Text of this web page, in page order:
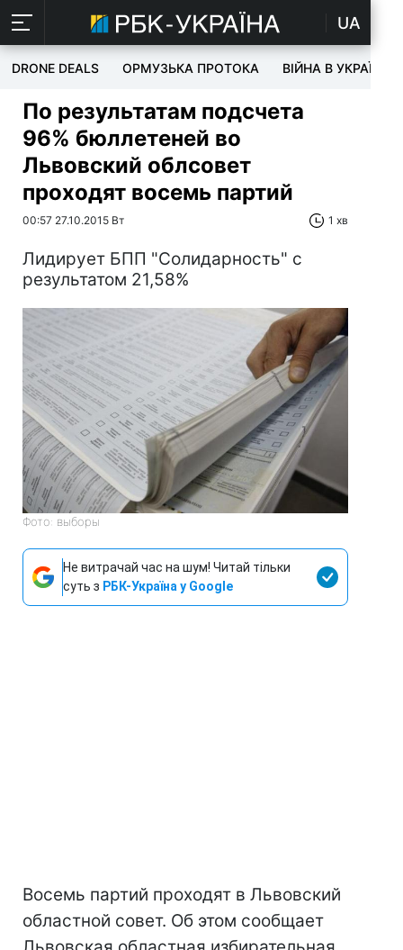
UA
DRONE DEALS ОРМУЗЬКА ПРОТОКА ВІЙНА В УКРАЇНІ
По результатам подсчета
96% бюллетеней во
Львовский облсовет
проходят восемь партий
00:57 27.10.2015 Вт 1 хв
Лидирует БПП "Солидарность" с
результатом 21,58%
Фото: выборы
Не витрачай час на шум! Читай тільки
суть з РБК-Україна у Google
Восемь партий проходят в Львовский
областной совет. Об этом сообщает